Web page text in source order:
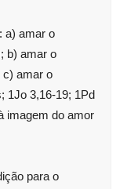
a) amar o
b) amar o
c) amar o
1Jo 3,16-19; 1Pd
imagem do amor
para o